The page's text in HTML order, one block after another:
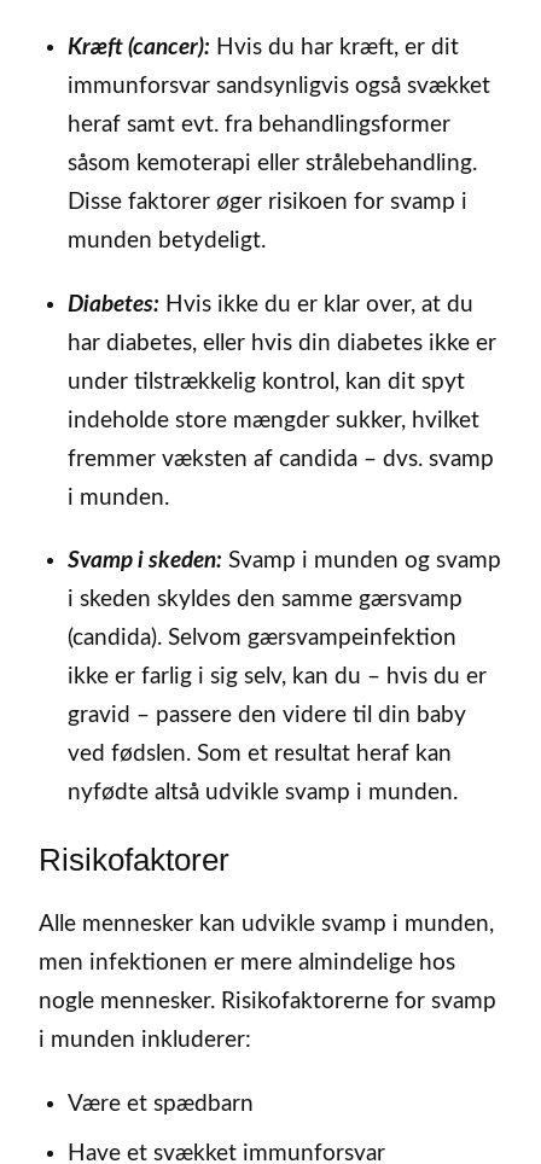
Kræft (cancer): Hvis du har kræft, er dit
immunforsvar sandsynligvis også svækket
heraf samt evt. fra behandlingsformer
såsom kemoterapi eller strålebehandling.
Disse faktorer øger risikoen for svamp i
munden betydeligt.
Diabetes: Hvis ikke du er klar over, at du
har diabetes, eller hvis din diabetes ikke er
under tilstrækkelig kontrol, kan dit spyt
indeholde store mængder sukker, hvilket
fremmer væksten af candida – dvs. svamp
i munden.
Svamp i skeden: Svamp i munden og svamp
i skeden skyldes den samme gærsvamp
(candida). Selvom gærsvampeinfektion
ikke er farlig i sig selv, kan du – hvis du er
gravid – passere den videre til din baby
ved fødslen. Som et resultat heraf kan
nyfødte altså udvikle svamp i munden.
Risikofaktorer
Alle mennesker kan udvikle svamp i munden,
men infektionen er mere almindelige hos
nogle mennesker. Risikofaktorerne for svamp
i munden inkluderer:
Være et spædbarn
Have et svækket immunforsvar